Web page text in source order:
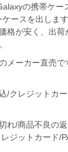
の携帯ケー
ースを出しま
格が安く、出荷
メーカー直売
/クレジットカ
れ/商品不良の
ジットカード/